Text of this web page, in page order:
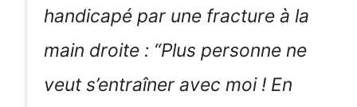
handicapé par une fracture à la
main droite : “Plus personne ne
veut s’entraîner avec moi ! En